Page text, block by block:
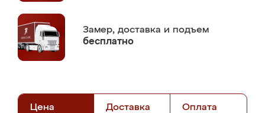
Замер, доставка и подъем
бесплатно
Цена Доставка Оплата